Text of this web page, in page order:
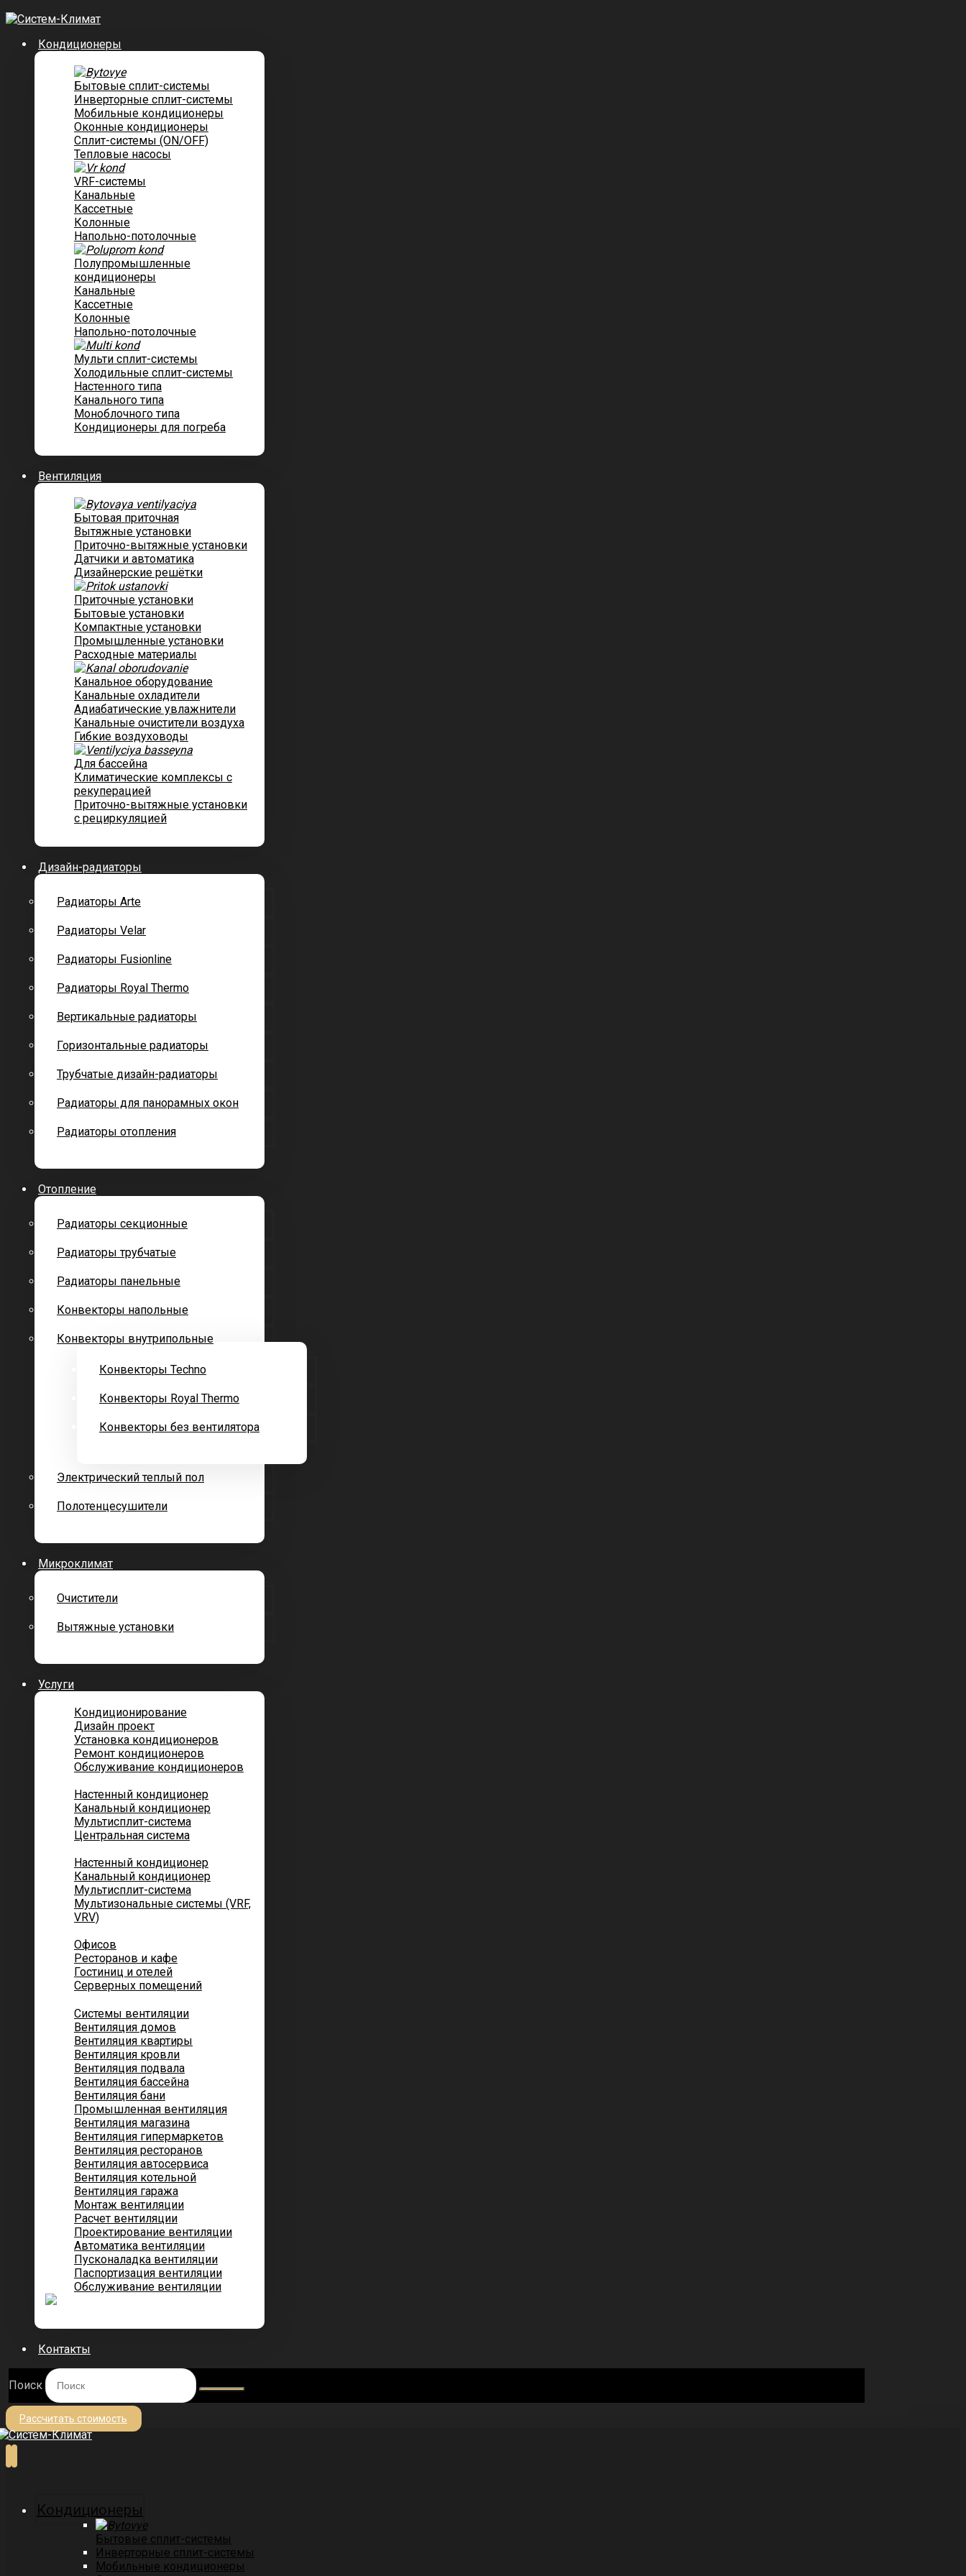
Кондиционеры
Бытовые сплит-системы
Инверторные сплит-системы
Мобильные кондиционеры
Оконные кондиционеры
Сплит-системы (ON/OFF)
Тепловые насосы
VRF-системы
Канальные
Касcетные
Колонные
Напольно-потолочные
Полупромышленные
кондиционеры
Канальные
Кассетные
Колонные
Напольно-потолочные
Мульти сплит-системы
Холодильные сплит-системы
Настенного типа
Канального типа
Моноблочного типа
Кондиционеры для погреба
Вентиляция
Бытовая приточная
Вытяжные установки
Приточно-вытяжные установки
Датчики и автоматика
Дизайнерские решётки
Приточные установки
Бытовые установки
Компактные установки
Промышленные установки
Расходные материалы
Канальное оборудование
Канальные охладители
Адиабатические увлажнители
Канальные очистители воздуха
Гибкие воздуховоды
Для бассейна
Климатические комплексы с
рекуперацией
Приточно-вытяжные установки
с рециркуляцией
Дизайн-радиаторы
Радиаторы Arte
Радиаторы Velar
Радиаторы Fusionline
Радиаторы Royal Thermo
Вертикальные радиаторы
Горизонтальные радиаторы
Трубчатые дизайн-радиаторы
Радиаторы для панорамных окон
Радиаторы отопления
Отопление
Радиаторы секционные
Радиаторы трубчатые
Радиаторы панельные
Конвекторы напольные
Конвекторы внутрипольные
Конвекторы Techno
Конвекторы Royal Thermo
Конвекторы без вентилятора
Электрический теплый пол
Полотенцесушители
Микроклимат
Очистители
Вытяжные установки
Услуги
Кондиционирование
Дизайн проект
Установка кондиционеров
Ремонт кондиционеров
Обслуживание кондиционеров
Настенный кондиционер
Канальный кондиционер
Мультисплит-система
Центральная система
Настенный кондиционер
Канальный кондиционер
Мультисплит-система
Мультизональные системы (VRF,
VRV)
Офисов
Ресторанов и кафе
Гостиниц и отелей
Серверных помещений
Системы вентиляции
Вентиляция домов
Вентиляция квартиры
Вентиляция кровли
Вентиляция подвала
Вентиляция бассейна
Вентиляция бани
Промышленная вентиляция
Вентиляция магазина
Вентиляция гипермаркетов
Вентиляция ресторанов
Вентиляция автосервиса
Вентиляция котельной
Вентиляция гаража
Монтаж вентиляции
Расчет вентиляции
Проектирование вентиляции
Автоматика вентиляции
Пусконаладка вентиляции
Паспортизация вентиляции
Обслуживание вентиляции
Контакты
Поиск
Рассчитать стоимость
Кондиционеры
Бытовые сплит-системы
Инверторные сплит-системы
Мобильные кондиционеры